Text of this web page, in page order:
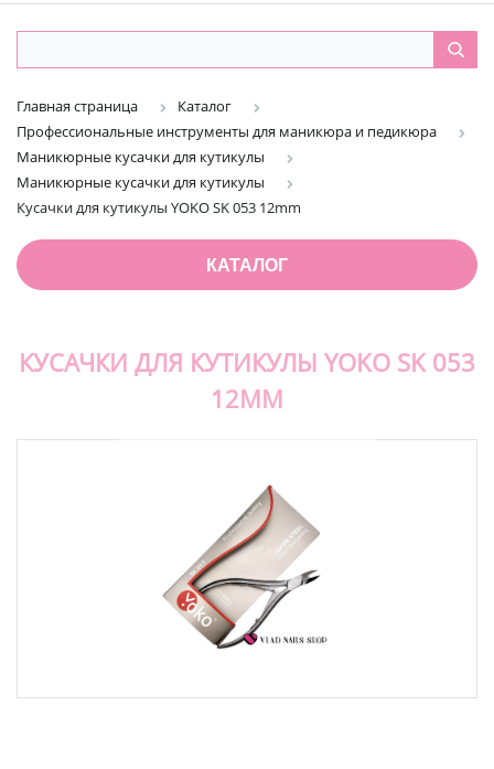
Главная страница
Каталог
Профессиональные инструменты для маникюра и педикюра
Маникюрные кусачки для кутикулы
Маникюрные кусачки для кутикулы
Кусачки для кутикулы YOKO SK 053 12mm
КАТАЛОГ
КУСАЧКИ ДЛЯ КУТИКУЛЫ YOKO SK 053
12MM